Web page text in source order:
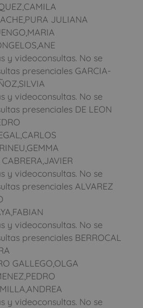
JULIANA
y videoconsultas. No se
presenciales GARCIA-
y videoconsultas. No se
presenciales DE LEON
y videoconsultas. No se
presenciales ALVAREZ
y videoconsultas. No se
presenciales BERROCAL
GALLEGO,OLGA
y videoconsultas. No se